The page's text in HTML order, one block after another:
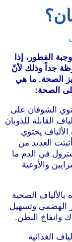
الفطور، إذا
جداً وذلك لأنّ
الصحة. ما هي
الصحة:
الشوفان على
القابلة للذوبان
يحتوي
العديد من
في الدم ما
والأوعية
الصحية
الهضمي وتسهيل
وانفاخ البطن.
الغذائية